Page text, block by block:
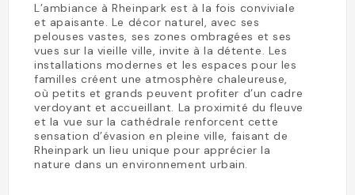
L’ambiance à Rheinpark est à la fois conviviale
et apaisante. Le décor naturel, avec ses
pelouses vastes, ses zones ombragées et ses
vues sur la vieille ville, invite à la détente. Les
installations modernes et les espaces pour les
familles créent une atmosphère chaleureuse,
où petits et grands peuvent profiter d’un cadre
verdoyant et accueillant. La proximité du fleuve
et la vue sur la cathédrale renforcent cette
sensation d’évasion en pleine ville, faisant de
Rheinpark un lieu unique pour apprécier la
nature dans un environnement urbain.